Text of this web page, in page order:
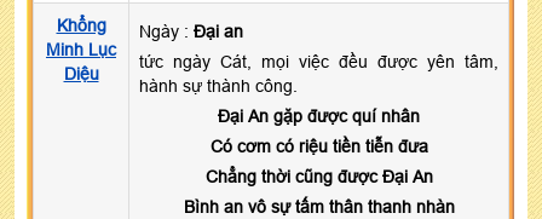
Khổng
Minh Lục
Diệu
Ngày : Đại an
tức ngày Cát, mọi việc đều được yên tâm,
hành sự thành công.
Đại An gặp được quí nhân
Có cơm có riệu tiền tiễn đưa
Chẳng thời cũng được Đại An
Bình an vô sự tấm thân thanh nhàn